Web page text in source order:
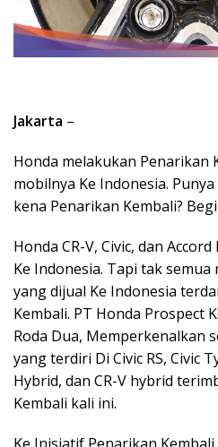
Jakarta –
Honda melakukan Penarikan
mobilnya Ke Indonesia.
kena Penarikan Kembali?
Honda CR-V, Civic, dan
Ke Indonesia. Tapi tak semua
yang dijual Ke Indonesia
Kembali. PT Honda Prospect
Roda Dua, Memperkenalkan
yang terdiri Di Civic RS, Civic
Hybrid, dan CR-V hybrid
Kembali kali ini.